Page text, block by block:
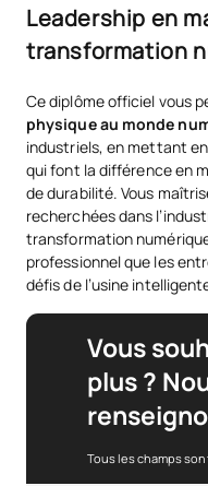
Leadership en
transformation
Ce diplôme officiel vous
physique au monde
industriels, en mettant
qui font la différence en
de durabilité. Vous
recherchées dans
transformation
professionnel que les
défis de l’usine
Vous
plus ?
Tous les champs